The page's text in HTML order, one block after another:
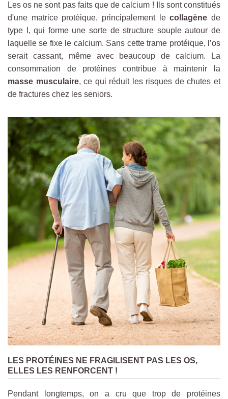
Les os ne sont pas faits que de calcium ! Ils sont constitués
d'une matrice protéique, principalement lecollagène de
type I, qui forme une sorte de structure souple autour de
laquelle se fixe le calcium. Sans cette trame protéique, l’os
serait cassant, même avec beaucoup de calcium. La
consommation de protéines contribue à maintenir la
masse musculaire, ce qui réduit les risques de chutes et
de fractures chez les seniors.
LES PROTÉINES NE FRAGILISENT PAS LES OS,
ELLES LES RENFORCENT !
Pendant longtemps, on a cru que trop de protéines